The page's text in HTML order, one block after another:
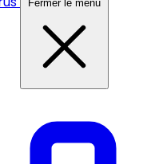
Fermer le menu